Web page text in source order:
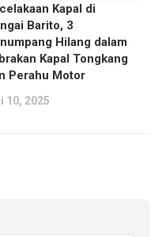
Kapal di
Barito, 3
Hilang dalam
Kapal Tongkang
Perahu Motor
10, 2025